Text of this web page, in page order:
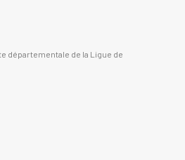
départementale de la Ligue de